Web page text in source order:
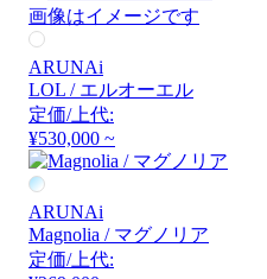
画像はイメージです
ARUNAi
LOL / エルオーエル
定価/上代:
¥530,000 ~
ARUNAi
Magnolia / マグノリア
定価/上代: